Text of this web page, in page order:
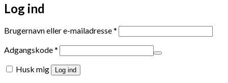
Log ind
Brugernavn eller e-mailadresse*
Adgangskode*
Husk mig Log ind